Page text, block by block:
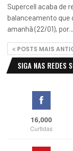
Supercell acaba de
balanceamento que
amanhã (22/01),
POSTS MAIS
SIGA NAS REDES
16,000
Curtidas